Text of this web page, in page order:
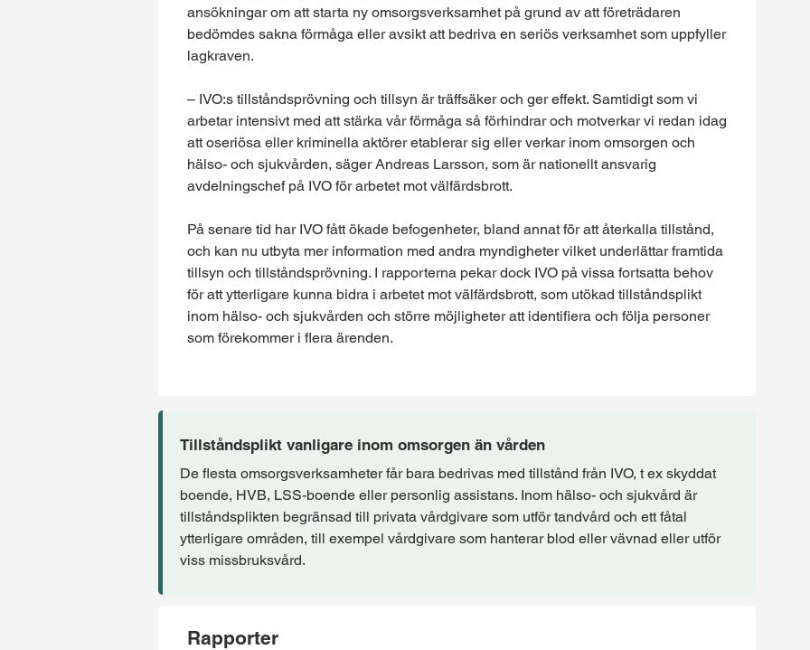
ansökningar om att starta ny omsorgsverksamhet på grund av att företrädaren
bedömdes sakna förmåga eller avsikt att bedriva en seriös verksamhet som uppfyller
lagkraven.
– IVO:s tillståndsprövning och tillsyn är träffsäker och ger effekt. Samtidigt som vi
arbetar intensivt med att stärka vår förmåga så förhindrar och motverkar vi redan idag
att oseriösa eller kriminella aktörer etablerar sig eller verkar inom omsorgen och
hälso- och sjukvården, säger Andreas Larsson, som är nationellt ansvarig
avdelningschef på IVO för arbetet mot välfärdsbrott.
På senare tid har IVO fått ökade befogenheter, bland annat för att återkalla tillstånd,
och kan nu utbyta mer information med andra myndigheter vilket underlättar framtida
tillsyn och tillståndsprövning. I rapporterna pekar dock IVO på vissa fortsatta behov
för att ytterligare kunna bidra i arbetet mot välfärdsbrott, som utökad tillståndsplikt
inom hälso- och sjukvården och större möjligheter att identifiera och följa personer
som förekommer i flera ärenden.
Tillståndsplikt vanligare inom omsorgen än vården
De flesta omsorgsverksamheter får bara bedrivas med tillstånd från IVO, t ex skyddat
boende, HVB, LSS-boende eller personlig assistans. Inom hälso- och sjukvård är
tillståndsplikten begränsad till privata vårdgivare som utför tandvård och ett fåtal
ytterligare områden, till exempel vårdgivare som hanterar blod eller vävnad eller utför
viss missbruksvård.
Rapporter